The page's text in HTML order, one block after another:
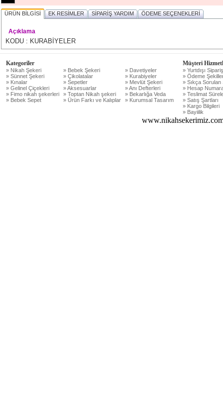
ÜRÜN BİLGİSİ EK RESİMLER SİPARİŞ YARDIM ÖDEME SEÇENEKLERİ
Açıklama
KODU : KURABİYELER
Kategoriler
» Nikah Şekeri » Bebek Şekeri
» Davetiyeler
» Sünnet Şekeri
» Çikolatalar
» Kurabiyeler
» Kınalar
» Sepetler
» Mevlüt Şekeri
» Gelinel Çiçekleri
» Aksesuarlar
» Anı Defterleri
» Fimo nikah şekerleri
» Toptan Nikah şekeri
» Bekarlığa Veda
» Bebek Sepet
» Ürün Farkı ve Kalıplar » Kurumsal Tasarım
Müşteri
» Yurtdışı
» Ödeme
» Sıkça Sorulan
» Hesap
» Teslimat
» Satış Şartları
» Kargo Bilgileri
» Bayiilik